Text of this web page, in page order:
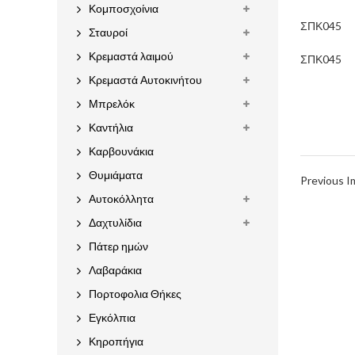
ΣΠΚ045
ΣΠΚ045
Previous
Κομποσχοίνια
Σταυροί
Κρεμαστά λαιμού
Κρεμαστά Αυτοκινήτου
Μπρελόκ
Καντήλια
Καρβουνάκια
Θυμιάματα
Αυτοκόλλητα
Δαχτυλίδια
Πάτερ ημών
Λαβαράκια
Πορτοφολια Θήκες
Εγκόλπια
Κηροπήγια